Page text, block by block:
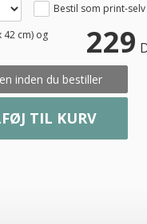
Bestil som print-selv
42 cm) og
229
inden du bestiller
TIL KURV